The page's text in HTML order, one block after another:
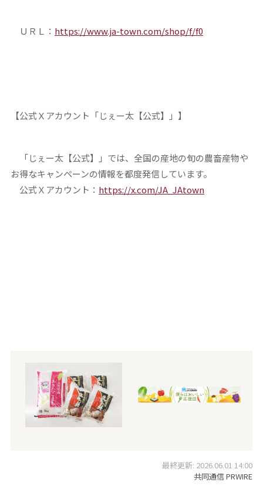
ＵＲＬ： https://www.ja-town.com/shop/f/f0
【公式Ｘアカウント「じぇー太【公式】」】
「じぇー太【公式】」では、全国の産地の旬の農畜産物や
お得なキャンペーンの情報を都度発信しています。
公式Ｘアカウント： https://x.com/JA_JAtown
最終更新: 2026.06.01 14:00
共同通信 PRWIRE